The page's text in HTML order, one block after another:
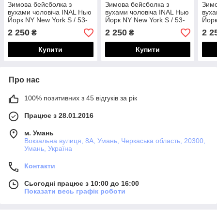
Зимова бейсболка з
вухами чоловіча INAL Нью
Йорк NY New York S / 53-
54 Темно-оливковий
42453
2 250 ₴
Купити
Зимова бейсболка з
вухами чоловіча INAL Нью
Йорк NY New York S / 53-
54 Бежевий 27953
2 250₴
Купити
54
2
Про нас
100% позитивних з 45 відгуків за рік
Працює з 28.01.2016
м. Умань
Вокзальна вулиця, 8А, Умань, Черкаська область, 20300,
Умань, Україна
Контакти
Сьогодні працює з 10:00 до 16:00
Показати весь графік роботи